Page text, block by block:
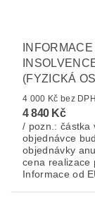
(FYZICKÁ
4 000 Kč bez DPH
4 840 Kč
/ pozn.: částka
objednávce
objednávky
cena realizace
Informace od